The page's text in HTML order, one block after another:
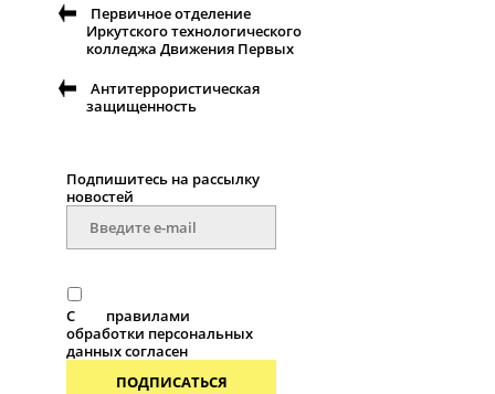
Первичное отделение
Иркутского технологического
колледжа Движения Первых
Антитеррористическая
защищенность
Подпишитесь на рассылку
новостей
С
правилами
обработки персональных
данных согласен
ПОДПИСАТЬСЯ